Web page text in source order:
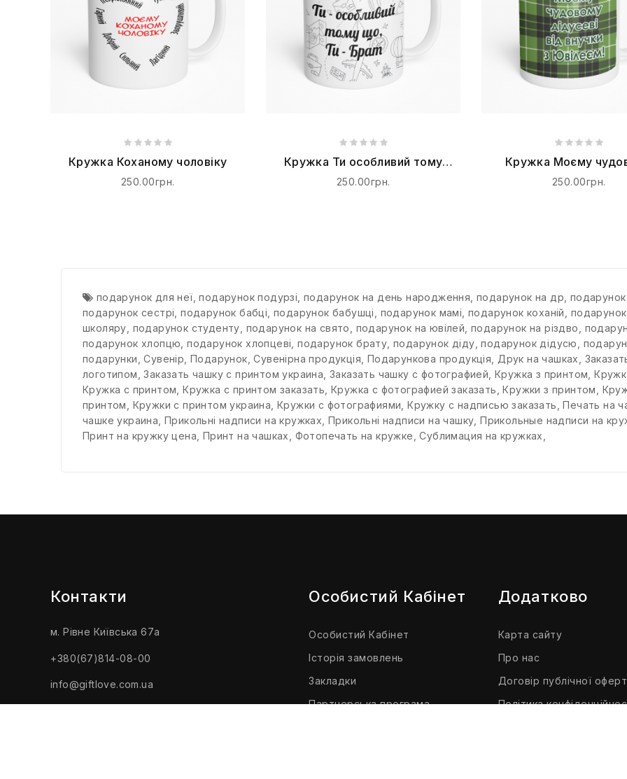
Кружка Коханому чоловіку
250.00грн.
Кружка Ти особливий тому
що, ти - Брат
250.00грн.
Кружка Моєму
дідусеві від внучки з
250.00грн.
подарунок для неї ,подарунок подурзі ,подарунок на день народження ,подарунок на др подарунок
подарунок сестрі ,подарунок бабці ,подарунок бабушці подарунок мамі ,подарунок коханій
подарунок
школяру подарунок студенту подарунок на свято подарунок на ювілей ,подарунок на різдво
подарунок хлопцю ,подарунок хлопцеві ,подарунок брату ,подарунок діду ,подарунок дідусю
подарунки ,Сувенір ,Подарунок ,Сувенірна продукція Подарункова продукція Друк на чашках
логотипом ,Заказать чашку с принтом украина ,Заказать чашку с фотографией ,Кружка з принтом ,
Кружка с принтом ,Кружка с принтом заказать ,Кружка с фотографией заказать ,Кружки з принтом
принтом
Кружки с принтом украина ,Кружки с фотографиями ,Кружку с надписью заказать ,Печать на
чашке украина ,Прикольні надписи на кружках ,Прикольні надписи на чашку ,Прикольные надписи на
Принт на кружку цена Принт на чашках Фотопечать на кружке ,Сублимация на кружках
Контакти
м. Рівне Київська 67а
+380(67)814-08-00
info@giftlove.com.ua
Особистий Кабінет
Особистий Кабінет
Історія замовлень
Закладки
Партнерська програма
Додатково
Карта сайту
Про нас
Договір публічної
Політика